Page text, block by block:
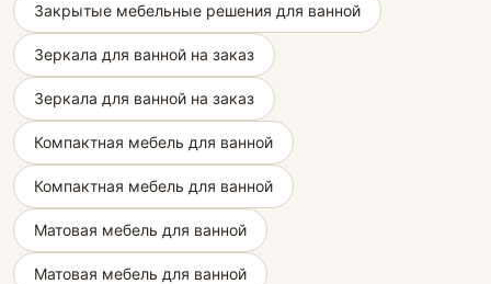
Закрытые мебельные решения для ванной
Зеркала для ванной на заказ
Зеркала для ванной на заказ
Компактная мебель для ванной
Компактная мебель для ванной
Матовая мебель для ванной
Матовая мебель для ванной